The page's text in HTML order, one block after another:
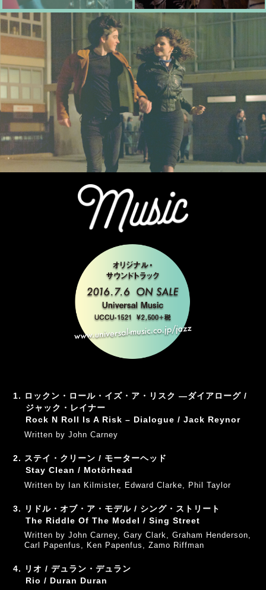
1. ロックン・ロール・イズ・ア・リスク ―ダイアローグ /
ジャック・レイナー
Rock N Roll Is A Risk – Dialogue / Jack Reynor
Written by John Carney
2. ステイ・クリーン / モーターヘッド
Stay Clean / Motörhead
Written by Ian Kilmister, Edward Clarke, Phil Taylor
3. リドル・オブ・ア・モデル / シング・ストリート
The Riddle Of The Model / Sing Street
Written by John Carney, Gary Clark, Graham Henderson,
Carl Papenfus, Ken Papenfus, Zamo Riffman
4. リオ / デュラン・デュラン
Rio / Duran Duran